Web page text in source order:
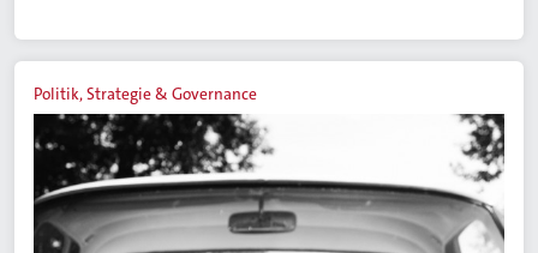
Politik, Strategie & Governance